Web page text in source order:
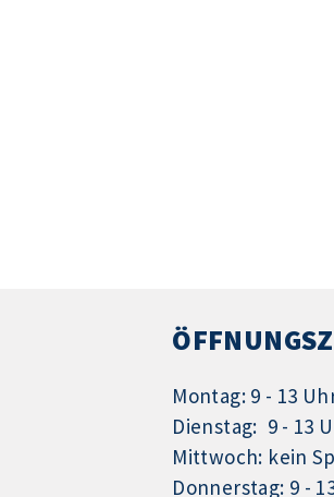
Montag: 9 - 13
Dienstag: 9 - 13
Mittwoch: kein
Donnerstag: 9 -